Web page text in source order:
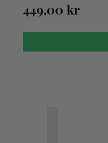
449,00 kr